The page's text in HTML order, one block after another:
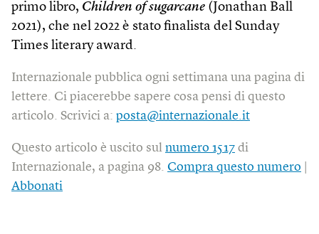
primo libro, Children of sugarcane (Jonathan Ball
2021), che nel 2022 è stato finalista del Sunday
Times literary award.
Internazionale pubblica ogni settimana una pagina di
lettere. Ci piacerebbe sapere cosa pensi di questo
articolo. Scrivici a: posta@internazionale.it
Questo articolo è uscito sul numero 1517 di
Internazionale, a pagina 98. Compra questo numero
Abbonati